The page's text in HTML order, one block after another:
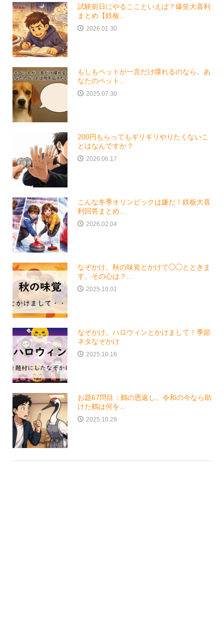
試験前日にやるここといえば？爆笑大喜利
まとめ【鉄板...
2026.01.30
もしもペットが一言だけ喋れるのなら。あ
なたのペット...
2025.07.30
200円もらってもギリギリやりたくないこ
とはなんですか？
2026.06.17
こんな冬季オリンピックは嫌だ！鉄板大喜
利回答まとめ...
2026.02.04
なぞかけ。秋の味覚とかけて◯◯とときま
す。その心は？...
2025.10.01
なぞかけ。ハロウィンとかけまして！季節
ネタなぞかけ
2025.10.16
お題67問目：鶴の恩返し。令和の今なら助
けた鶴は何を...
2025.10.28